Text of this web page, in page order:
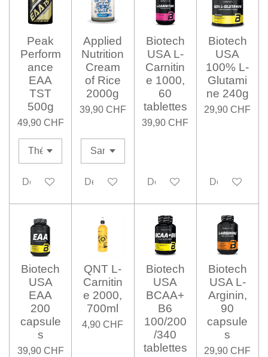
Peak
Perform
ance
EAA
TST
500g
49,90 CHF
Désactivé
Applied
Nutrition
Cream
of Rice
2000g
39,90 CHF
Désactivé
Biotech
USA L-
Carnitin
e 1000,
60
tablettes
39,90 CHF
Désactivé
Biotech
USA
100% L-
Glutami
ne 240g
29,90 CHF
Désactivé
Biotech
USA
EAA
200
capsule
s
39,90 CHF
QNT L-
Carnitin
e 2000,
700ml
4,90 CHF
Biotech
USA
BCAA+
B6
100/200
/340
tablettes
Biotech
USA L-
Arginin,
90
capsule
s
29,90 CHF